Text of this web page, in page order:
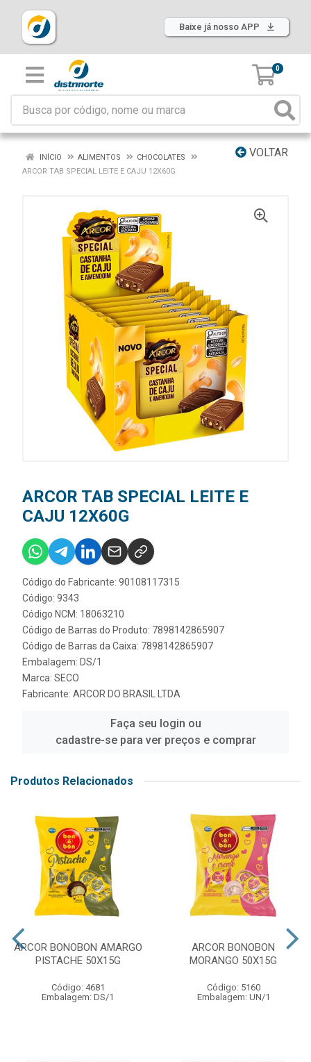
Baixe já nosso APP
0
VOLTAR
INÍCIO ALIMENTOS
CHOCOLATES
ARCOR TAB SPECIAL LEITE E CAJU 12X60G
ARCOR TAB SPECIAL LEITE E
CAJU 12X60G
Código do Fabricante: 90108117315
Código: 9343
Código NCM: 18063210
Código de Barras do Produto: 7898142865907
Código de Barras da Caixa: 7898142865907
Embalagem: DS/1
Marca: SECO
Fabricante: ARCOR DO BRASIL LTDA
Faça seu login ou
cadastre-se para ver preços e comprar
Produtos Relacionados
ARCOR BONOBON AMARGO
PISTACHE 50X15G
Código: 4681
Embalagem: DS/1
ARCOR BONOBON
MORANGO 50X15G
Código: 5160
Embalagem: UN/1